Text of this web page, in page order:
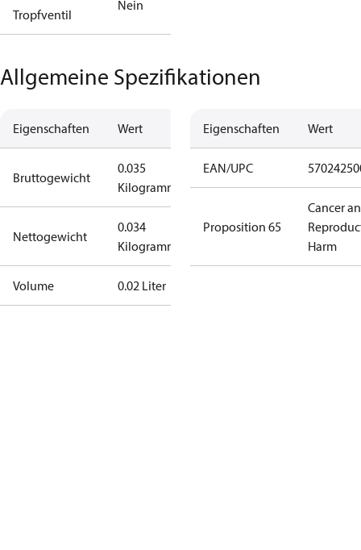
Tropfventil
Nein
Allgemeine Spezifikationen
Eigenschaften Wert
Bruttogewicht
0.035
Kilogramm
Nettogewicht
0.034
Kilogramm
Volume 0.02 Liter
Eigenschaften Wert
EAN/UPC
Proposition 65
Cancer
Harm